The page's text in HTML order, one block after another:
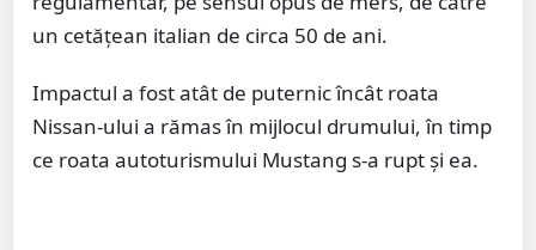
un cetățean italian de circa 50 de ani.
Impactul a fost atât de puternic încât roata
Nissan-ului a rămas în mijlocul drumului, în timp
ce roata autoturismului Mustang s-a rupt și ea.